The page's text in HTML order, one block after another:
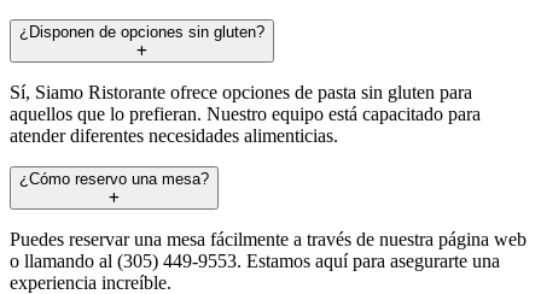
¿Disponen de opciones sin gluten?
Sí, Siamo Ristorante ofrece opciones de pasta sin gluten para
aquellos que lo prefieran. Nuestro equipo está capacitado para
atender diferentes necesidades alimenticias.
¿Cómo reservo una mesa?
Puedes reservar una mesa fácilmente a través de nuestra página web
o llamando al (305) 449-9553. Estamos aquí para asegurarte una
experiencia increíble.